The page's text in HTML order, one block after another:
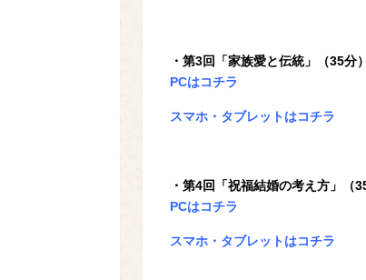
・第3回「家族愛と伝統」（35分）
PCはコチラ
スマホ・タブレットはコチラ
・第4回「祝福結婚の考え方」（
PCはコチラ
スマホ・タブレットはコチラ